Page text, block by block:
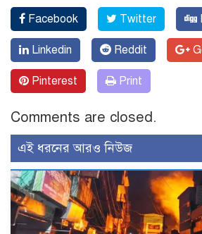
Facebook Twitter
Linkedin Reddit
Pinterest Print
Comments are closed.
এই ধরনের আরও নিউজ